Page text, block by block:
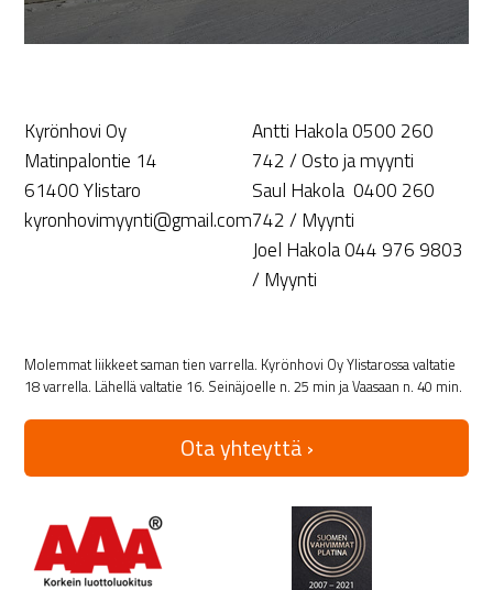
Kyrönhovi Oy
Matinpalontie 14
61400 Ylistaro
kyronhovimyynti@gmail.com
Antti Hakola 0500 260
742 / Osto ja myynti
Saul Hakola 0400 260
742 / Myynti
Joel Hakola 044 976 9803
/ Myynti
Molemmat liikkeet saman tien varrella. Kyrönhovi Oy Ylistarossa valtatie
18 varrella. Lähellä valtatie 16. Seinäjoelle n. 25 min ja Vaasaan n. 40 min.
Ota yhteyttä ›